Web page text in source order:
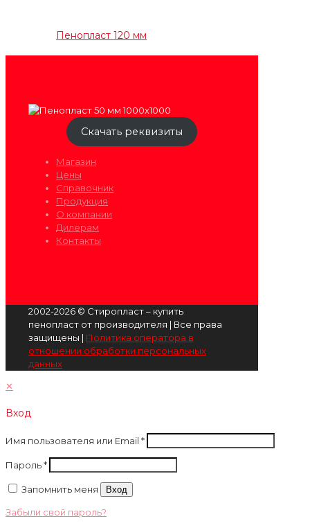
Пенопласт 120 мм
Скачать реквизиты
Магазин
Цены
Справочник
Продукция
О компании
Дилерам
Контакты
2002-2026 © Стиропласт – купить
пенопласт от производителя | Все права
защищены | Политика оператора в
отношении обработки персональных
данных
✕
Вход
Имя пользователя или Email *
Пароль*
Запомнить меня Вход
Забыли свой пароль?